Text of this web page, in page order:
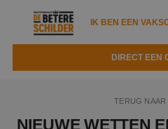
IK BEN EEN
DIRECT EEN
TERUG NAAR
NIEUWE WETTEN